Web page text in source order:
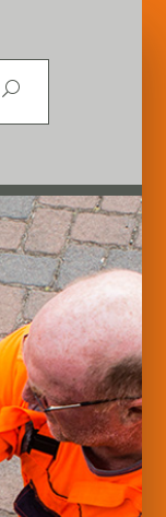
Suchen